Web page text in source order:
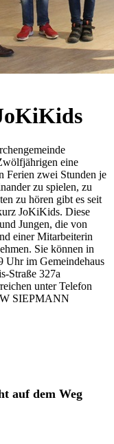
eine
Ferien zwei Stunden je
zu spielen, zu
zu hören gibt es seit
JoKiKids. Diese
Jungen, die von
einer Mitarbeiterin
Sie können in
Uhr im Gemeindehaus
Straße 327a
unter Telefon
SIEPMANN
auf dem Weg